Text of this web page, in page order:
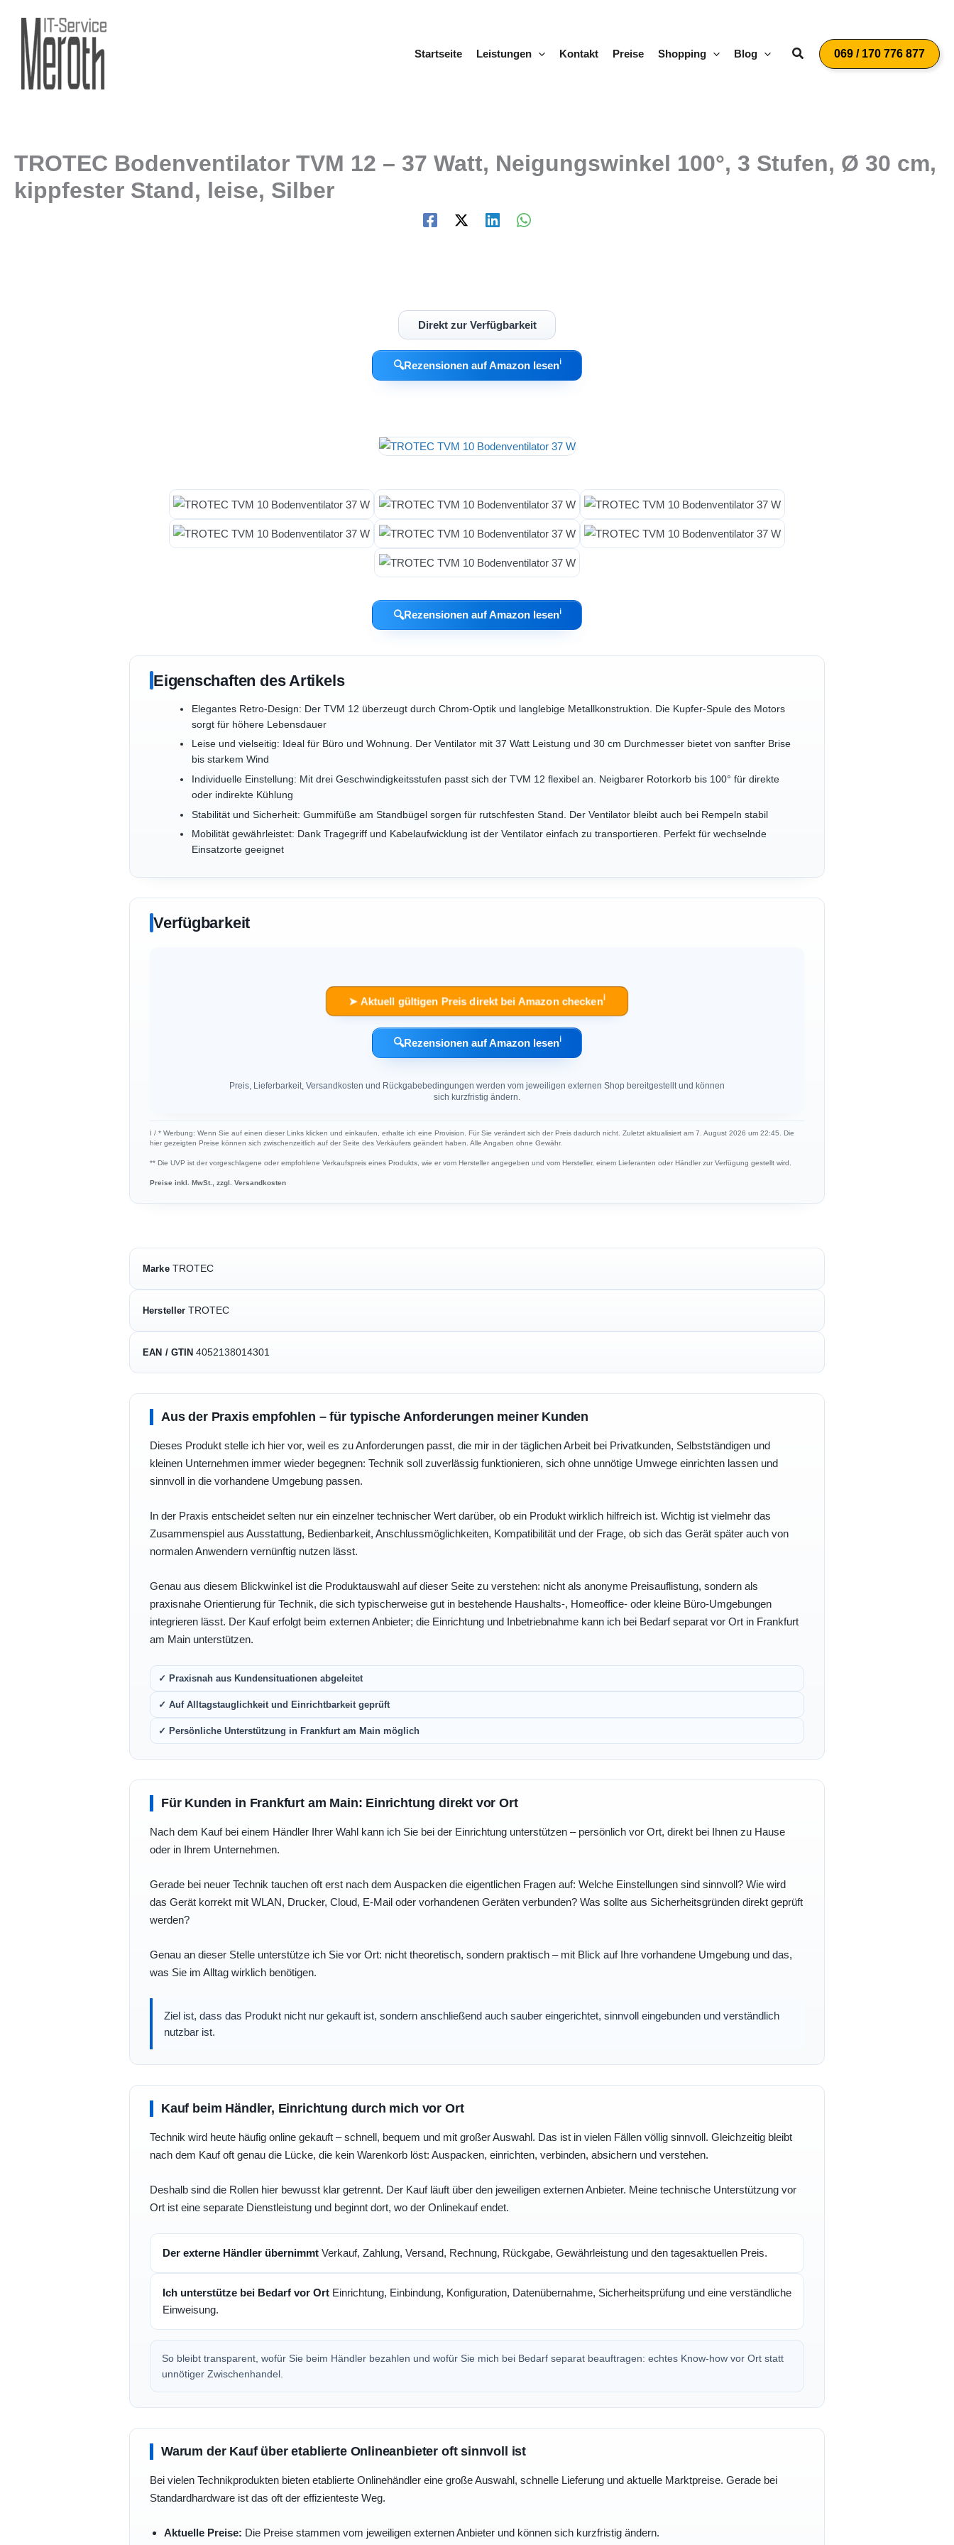
springen
Startseite
Leistungen Kontakt Preise Shopping Blog Suchen069 / 170 776 877
TROTEC Bodenventilator TVM 12 – 37 Watt, Neigungswinkel 100°, 3 Stufen, Ø 30 cm,
kippfester Stand, leise, Silber
Direkt zur Verfügbarkeit
🔍Rezensionen auf Amazon lesenℹ︎
🔍Rezensionen auf Amazon lesenℹ︎
Eigenschaften des Artikels
Elegantes Retro-Design: Der TVM 12 überzeugt durch Chrom-Optik und langlebige Metallkonstruktion. Die Kupfer-Spule des Motors
sorgt für höhere Lebensdauer
Leise und vielseitig: Ideal für Büro und Wohnung. Der Ventilator mit 37 Watt Leistung und 30 cm Durchmesser bietet von sanfter Brise
bis starkem Wind
Individuelle Einstellung: Mit drei Geschwindigkeitsstufen passt sich der TVM 12 flexibel an. Neigbarer Rotorkorb bis 100° für direkte
oder indirekte Kühlung
Stabilität und Sicherheit: Gummifüße am Standbügel sorgen für rutschfesten Stand. Der Ventilator bleibt auch bei Rempeln stabil
Mobilität gewährleistet: Dank Tragegriff und Kabelaufwicklung ist der Ventilator einfach zu transportieren. Perfekt für wechselnde
Einsatzorte geeignet
Verfügbarkeit
➤ Aktuell gültigen Preis direkt bei Amazon checkenℹ︎
🔍Rezensionen auf Amazon lesenℹ︎
Preis, Lieferbarkeit, Versandkosten und Rückgabebedingungen werden vom jeweiligen externen Shop bereitgestellt und können
sich kurzfristig ändern.
ℹ︎ / * Werbung: Wenn Sie auf einen dieser Links klicken und einkaufen, erhalte ich eine Provision. Für Sie verändert sich der Preis dadurch nicht. Zuletzt aktualisiert am 7. August 2026 um 22:45. Die
hier gezeigten Preise können sich zwischenzeitlich auf der Seite des Verkäufers geändert haben. Alle Angaben ohne Gewähr.
** Die UVP ist der vorgeschlagene oder empfohlene Verkaufspreis eines Produkts, wie er vom Hersteller angegeben und vom Hersteller, einem Lieferanten oder Händler zur Verfügung gestellt wird.
Preise inkl. MwSt., zzgl. Versandkosten
Marke TROTEC
Hersteller TROTEC
EAN / GTIN 4052138014301
Aus der Praxis empfohlen – für typische Anforderungen meiner Kunden
Dieses Produkt stelle ich hier vor, weil es zu Anforderungen passt, die mir in der täglichen Arbeit bei Privatkunden, Selbstständigen und
kleinen Unternehmen immer wieder begegnen: Technik soll zuverlässig funktionieren, sich ohne unnötige Umwege einrichten lassen und
sinnvoll in die vorhandene Umgebung passen.
In der Praxis entscheidet selten nur ein einzelner technischer Wert darüber, ob ein Produkt wirklich hilfreich ist. Wichtig ist vielmehr das
Zusammenspiel aus Ausstattung, Bedienbarkeit, Anschlussmöglichkeiten, Kompatibilität und der Frage, ob sich das Gerät später auch von
normalen Anwendern vernünftig nutzen lässt.
Genau aus diesem Blickwinkel ist die Produktauswahl auf dieser Seite zu verstehen: nicht als anonyme Preisauflistung, sondern als
praxisnahe Orientierung für Technik, die sich typischerweise gut in bestehende Haushalts-, Homeoffice- oder kleine Büro-Umgebungen
integrieren lässt. Der Kauf erfolgt beim externen Anbieter; die Einrichtung und Inbetriebnahme kann ich bei Bedarf separat vor Ort in Frankfurt
am Main unterstützen.
✓ Praxisnah aus Kundensituationen abgeleitet
✓ Auf Alltagstauglichkeit und Einrichtbarkeit geprüft
✓ Persönliche Unterstützung in Frankfurt am Main möglich
Für Kunden in Frankfurt am Main: Einrichtung direkt vor Ort
Nach dem Kauf bei einem Händler Ihrer Wahl kann ich Sie bei der Einrichtung unterstützen – persönlich vor Ort, direkt bei Ihnen zu Hause
oder in Ihrem Unternehmen.
Gerade bei neuer Technik tauchen oft erst nach dem Auspacken die eigentlichen Fragen auf: Welche Einstellungen sind sinnvoll? Wie wird
das Gerät korrekt mit WLAN, Drucker, Cloud, E-Mail oder vorhandenen Geräten verbunden? Was sollte aus Sicherheitsgründen direkt geprüft
werden?
Genau an dieser Stelle unterstütze ich Sie vor Ort: nicht theoretisch, sondern praktisch – mit Blick auf Ihre vorhandene Umgebung und das,
was Sie im Alltag wirklich benötigen.
Ziel ist, dass das Produkt nicht nur gekauft ist, sondern anschließend auch sauber eingerichtet, sinnvoll eingebunden und verständlich
nutzbar ist.
Kauf beim Händler, Einrichtung durch mich vor Ort
Technik wird heute häufig online gekauft – schnell, bequem und mit großer Auswahl. Das ist in vielen Fällen völlig sinnvoll. Gleichzeitig bleibt
nach dem Kauf oft genau die Lücke, die kein Warenkorb löst: Auspacken, einrichten, verbinden, absichern und verstehen.
Deshalb sind die Rollen hier bewusst klar getrennt. Der Kauf läuft über den jeweiligen externen Anbieter. Meine technische Unterstützung vor
Ort ist eine separate Dienstleistung und beginnt dort, wo der Onlinekauf endet.
Der externe Händler übernimmt Verkauf, Zahlung, Versand, Rechnung, Rückgabe, Gewährleistung und den tagesaktuellen Preis.
Ich unterstütze bei Bedarf vor Ort Einrichtung, Einbindung, Konfiguration, Datenübernahme, Sicherheitsprüfung und eine verständliche
Einweisung.
So bleibt transparent, wofür Sie beim Händler bezahlen und wofür Sie mich bei Bedarf separat beauftragen: echtes Know-how vor Ort statt
unnötiger Zwischenhandel.
Warum der Kauf über etablierte Onlineanbieter oft sinnvoll ist
Bei vielen Technikprodukten bieten etablierte Onlinehändler eine große Auswahl, schnelle Lieferung und aktuelle Marktpreise. Gerade bei
Standardhardware ist das oft der effizienteste Weg.
Aktuelle Preise: Die Preise stammen vom jeweiligen externen Anbieter und können sich kurzfristig ändern.